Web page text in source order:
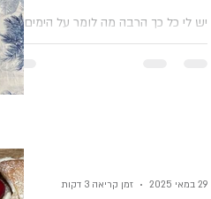
שפגשתי, מקומות שווים שביקרתי בהם
ודברים יפים, נעימים וטעימים ליהנות
יש לי כל כך הרבה מה לומר על הימים
הטרופים הללו, שעוברים עלינו, ואין לי
29 במאי 2025 זמן קריאה 3 דקות